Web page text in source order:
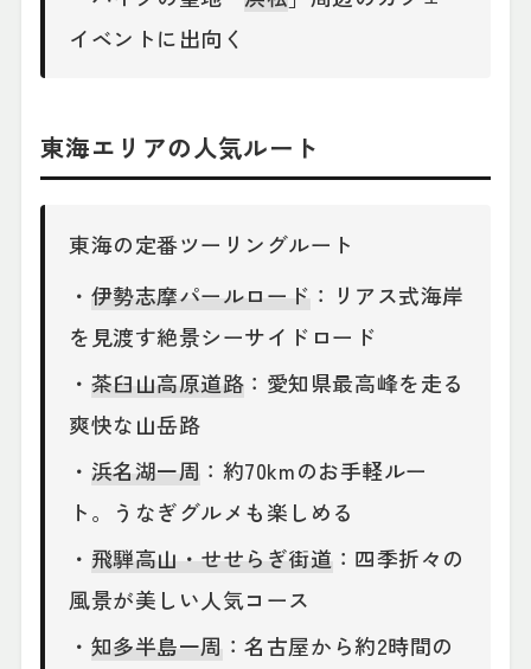
イベントに出向く
東海エリアの人気ルート
東海の定番ツーリングルート
・ 伊勢志摩パールロード ：リアス式海岸
を見渡す絶景シーサイドロード
・ 茶臼山高原道路 ：愛知県最高峰を走る
爽快な山岳路
・ 浜名湖一周 ：約70kmのお手軽ルー
ト。うなぎグルメも楽しめる
・ 飛騨高山・せせらぎ街道 ：四季折々の
風景が美しい人気コース
・ 知多半島一周 ：名古屋から約2時間の